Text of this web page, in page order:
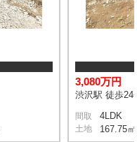
3,080万円
渋沢駅 徒歩24
間取 4LDK
土地 167.75㎡